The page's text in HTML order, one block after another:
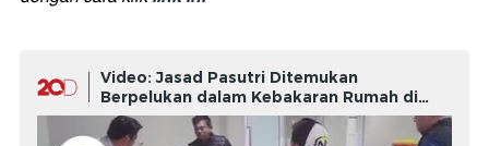
Video: Jasad Pasutri Ditemukan
Berpelukan dalam Kebakaran Rumah di
Palembang